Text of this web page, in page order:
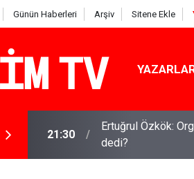
Günün Haberleri Arşiv Sitene Ekle
ne
16:11
Kirli çamaşırlar
iddia